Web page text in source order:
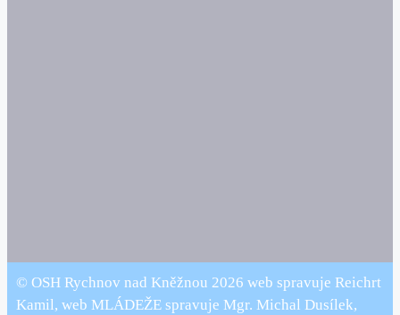
© OSH Rychnov nad Kněžnou 2026 web spravuje Reichrt
Kamil, web MLÁDEŽE spravuje Mgr. Michal Dusílek,